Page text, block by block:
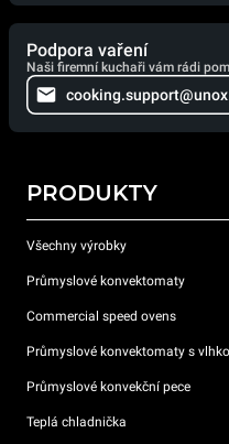
Podpora vaření
Naši firemní kuchaři vám rádi
PRODUKTY
Všechny výrobky
Průmyslové konvektomaty
Commercial speed ovens
Průmyslové konvektomaty s
Průmyslové konvekční pece
Teplá chladnička